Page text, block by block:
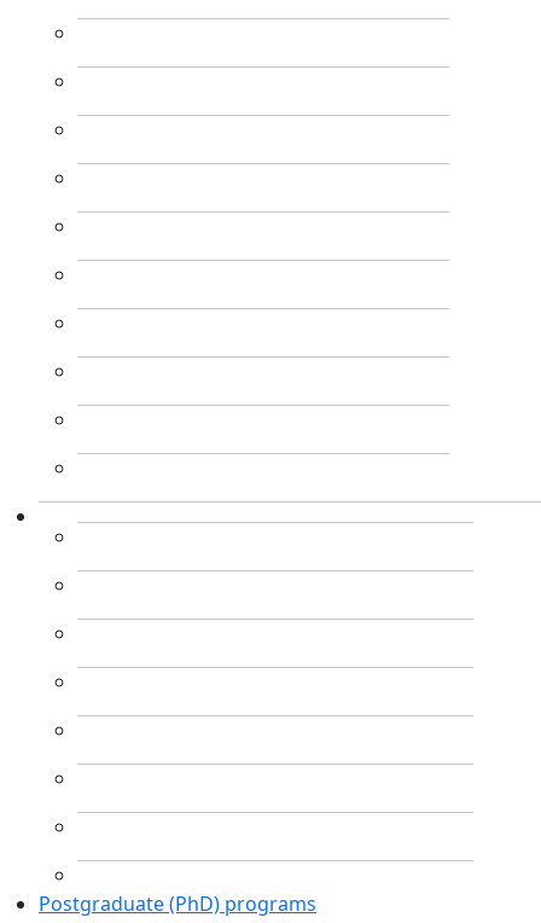
Postgraduate (PhD) programs